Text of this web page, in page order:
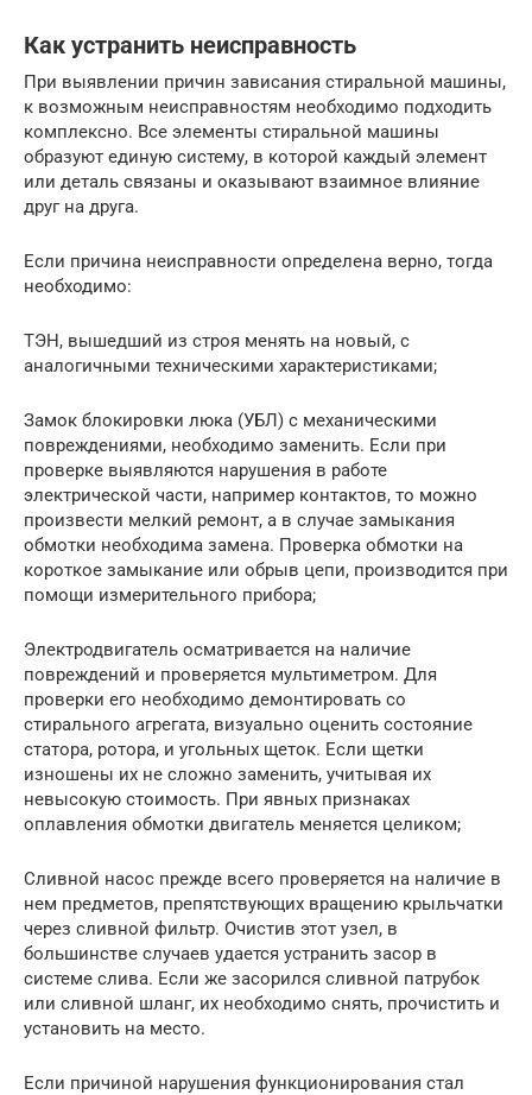
Как устранить неисправность
При выявлении причин зависания стиральной машины,
к возможным неисправностям необходимо подходить
комплексно. Все элементы стиральной машины
образуют единую систему, в которой каждый элемент
или деталь связаны и оказывают взаимное влияние
друг на друга.
Если причина неисправности определена верно, тогда
необходимо:
ТЭН, вышедший из строя менять на новый, с
аналогичными техническими характеристиками;
Замок блокировки люка (УБЛ) с механическими
повреждениями, необходимо заменить. Если при
проверке выявляются нарушения в работе
электрической части, например контактов, то можно
произвести мелкий ремонт, а в случае замыкания
обмотки необходима замена. Проверка обмотки на
короткое замыкание или обрыв цепи, производится при
помощи измерительного прибора;
Электродвигатель осматривается на наличие
повреждений и проверяется мультиметром. Для
проверки его необходимо демонтировать со
стирального агрегата, визуально оценить состояние
статора, ротора, и угольных щеток. Если щетки
изношены их не сложно заменить, учитывая их
невысокую стоимость. При явных признаках
оплавления обмотки двигатель меняется целиком;
Сливной насос прежде всего проверяется на наличие в
нем предметов, препятствующих вращению крыльчатки
через сливной фильтр. Очистив этот узел, в
большинстве случаев удается устранить засор в
системе слива. Если же засорился сливной патрубок
или сливной шланг, их необходимо снять, прочистить и
установить на место.
Если причиной нарушения функционирования стал